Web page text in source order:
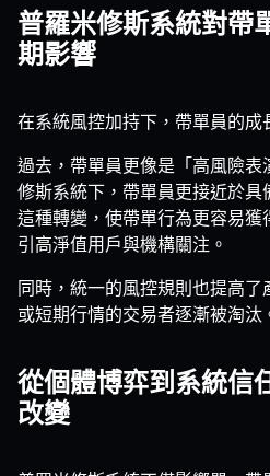
普羅米修斯系統對帶
期影響
在系統風控加持下，帶單員的成
過去，帶單員更像是「高風險
修斯系統下，帶單員更接近於具
這種轉變，使帶單行為更容易
引高淨值用戶與機構關注。
同時，統一的風控規則也提高
或短期行情的交易者逐漸被淘汰
從個體博弈到系統信
改變